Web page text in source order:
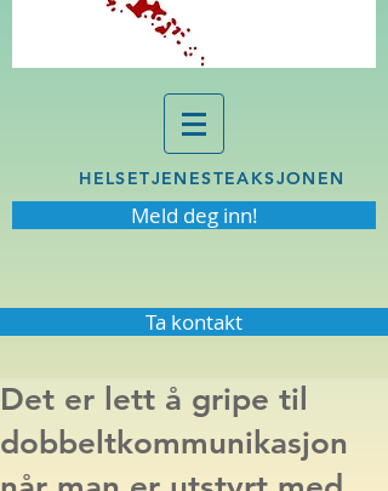
HELSETJENESTEAKSJONEN
Meld deg inn!
Ta kontakt
Det er lett å gripe til
dobbeltkommunikasjon